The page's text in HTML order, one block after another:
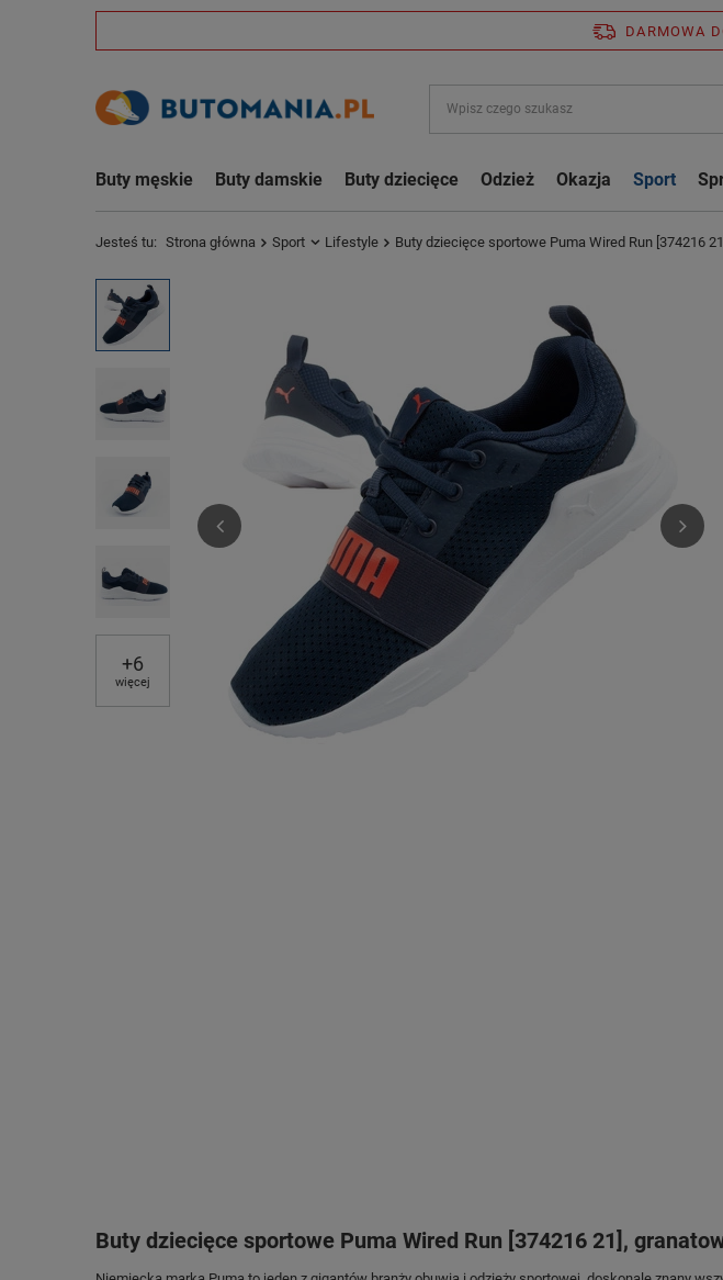
DARMOWA
Buty męskie Buty damskie Buty dziecięce Odzież Okazja Sport
Jesteś tu: Strona główna Sport Lifestyle Buty dziecięce sportowe Puma Wired Run [374216 21]
+6
więcej
Buty dziecięce sportowe Puma Wired Run [374216 21],